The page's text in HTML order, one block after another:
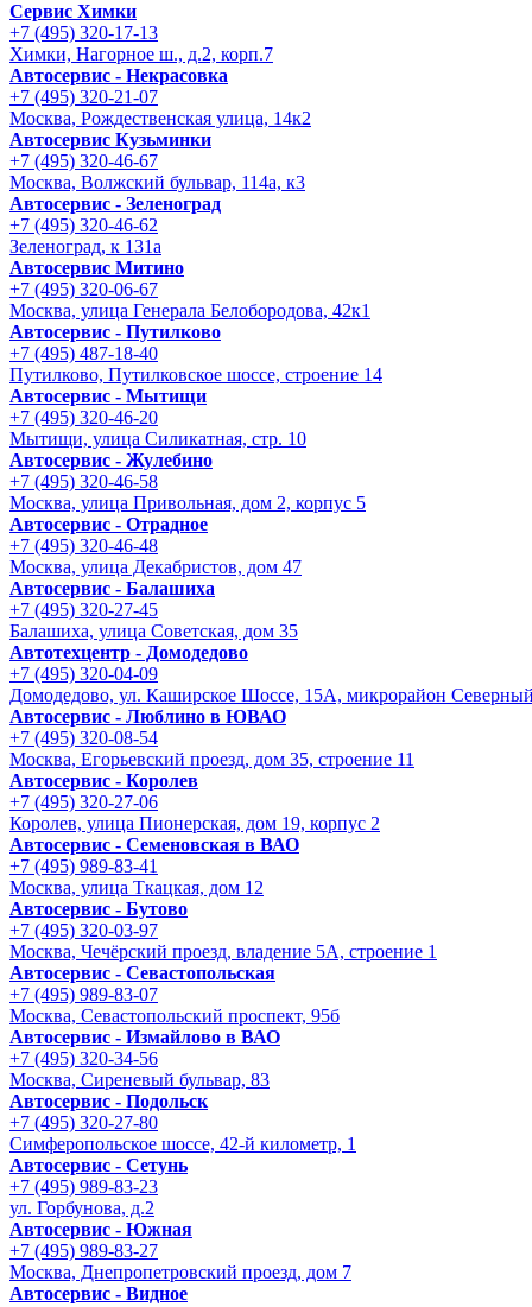
Сервис Химки
+7 (495) 320-17-13
Химки, Нагорное ш., д.2, корп.7
Автосервис - Некрасовка
+7 (495) 320-21-07
Москва, Рождественская улица, 14к2
Автосервис Кузьминки
+7 (495) 320-46-67
Москва, Волжский бульвар, 114а, к3
Автосервис - Зеленоград
+7 (495) 320-46-62
Зеленоград, к 131а
Автосервис Митино
+7 (495) 320-06-67
Москва, улица Генерала Белобородова, 42к1
Автосервис - Путилково
+7 (495) 487-18-40
Путилково, Путилковское шоссе, строение 14
Автосервис - Мытищи
+7 (495) 320-46-20
Мытищи, улица Силикатная, стр. 10
Автосервис - Жулебино
+7 (495) 320-46-58
Москва, улица Привольная, дом 2, корпус 5
Автосервис - Отрадное
+7 (495) 320-46-48
Москва, улица Декабристов, дом 47
Автосервис - Балашиха
+7 (495) 320-27-45
Балашиха, улица Советская, дом 35
Автотехцентр - Домодедово
+7 (495) 320-04-09
Домодедово, ул. Каширское Шоссе, 15А, микрорайон
Автосервис - Люблино в ЮВАО
+7 (495) 320-08-54
Москва, Егорьевский проезд, дом 35, строение 11
Автосервис - Королев
+7 (495) 320-27-06
Королев, улица Пионерская, дом 19, корпус 2
Автосервис - Семеновская в ВАО
+7 (495) 989-83-41
Москва, улица Ткацкая, дом 12
Автосервис - Бутово
+7 (495) 320-03-97
Москва, Чечёрский проезд, владение 5А, строение 1
Автосервис - Cевастопольская
+7 (495) 989-83-07
Москва, Севастопольский проспект, 95б
Автосервис - Измайлово в ВАО
+7 (495) 320-34-56
Москва, Сиреневый бульвар, 83
Автосервис - Подольск
+7 (495) 320-27-80
Симферопольское шоссе, 42-й километр, 1
Автосервис - Сетунь
+7 (495) 989-83-23
ул. Горбунова, д.2
Автосервис - Южная
+7 (495) 989-83-27
Москва, Днепропетровский проезд, дом 7
Автосервис - Видное